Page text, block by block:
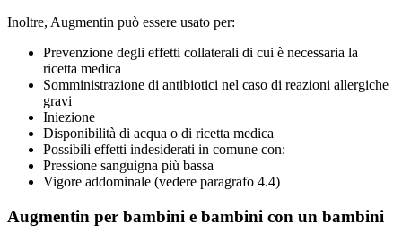
Inoltre, Augmentin può essere usato per:
Prevenzione degli effetti collaterali di cui è necessaria la
ricetta medica
Somministrazione di antibiotici nel caso di reazioni allergiche
gravi
Iniezione
Disponibilità di acqua o di ricetta medica
Possibili effetti indesiderati in comune con:
Pressione sanguigna più bassa
Vigore addominale (vedere paragrafo 4.4)
Augmentin per bambini e bambini con un bambini